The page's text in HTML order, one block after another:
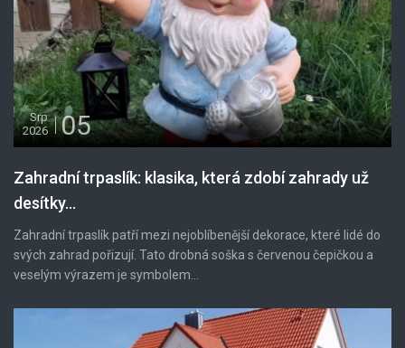
Srp
2026
05
Zahradní trpaslík: klasika, která zdobí zahrady už
desítky...
Zahradní trpaslík patří mezi nejoblíbenější dekorace, které lidé do
svých zahrad pořizují. Tato drobná soška s červenou čepičkou a
veselým výrazem je symbolem...